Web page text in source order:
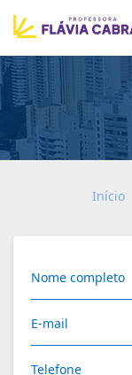
Início
Nome completo
E-mail
Telefone